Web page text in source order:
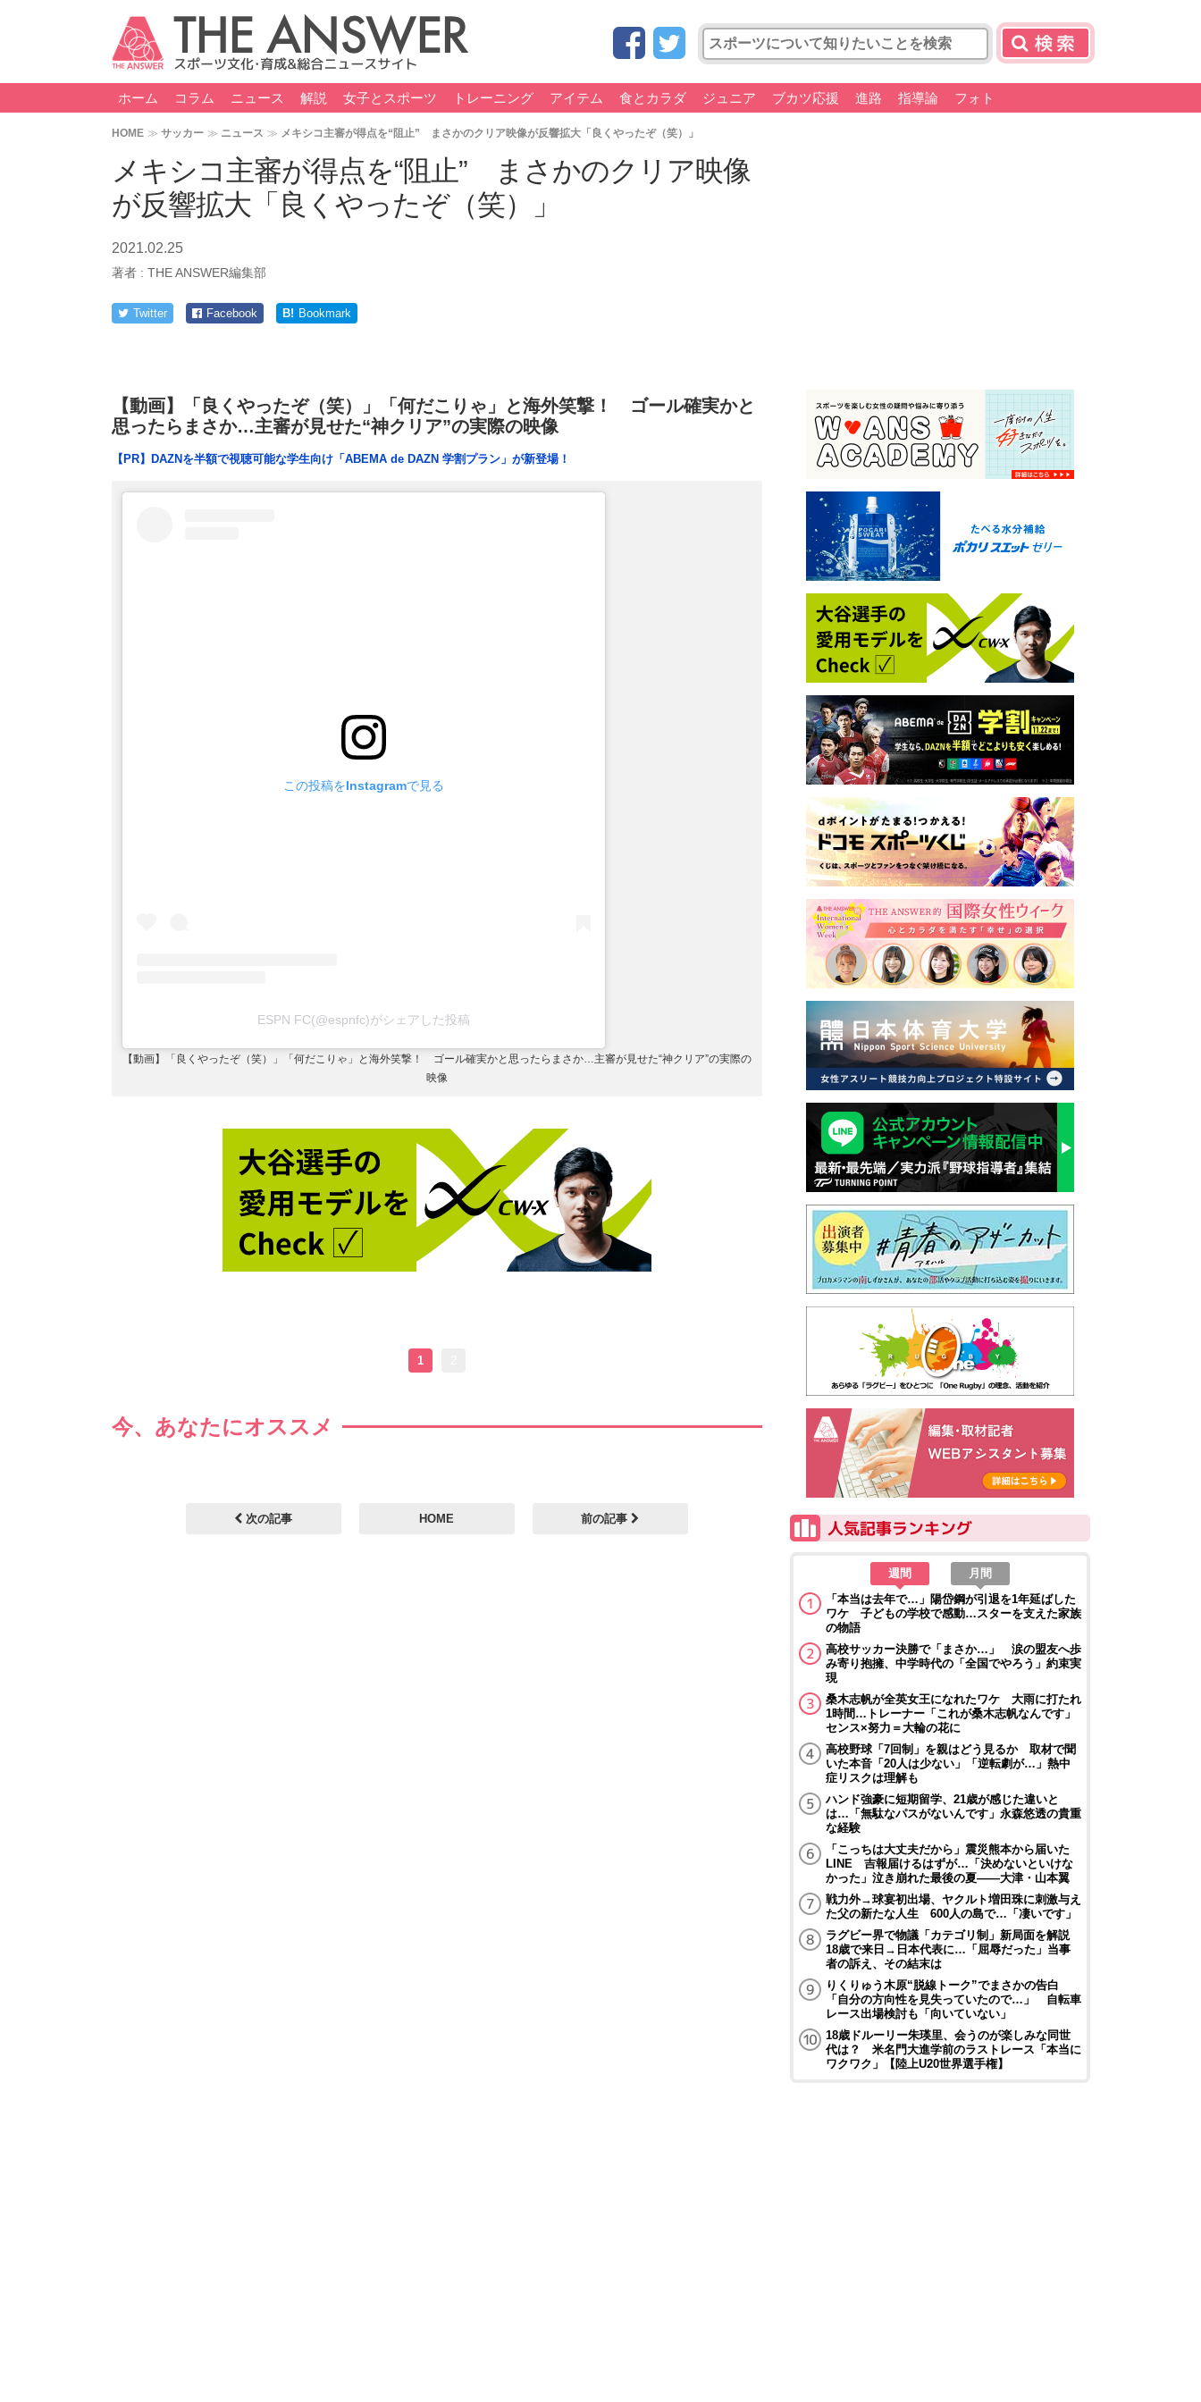
ホーム コラム ニュース 解説 女子とスポーツ トレーニング アイテム 食とカラダ ジュニア ブカツ応援 進路 指導論 フォト
HOME サッカー ニュース メキシコ主審が得点を“阻止” まさかのクリア映像が反響拡大「良くやったぞ（笑）」
メキシコ主審が得点を“阻止” まさかのクリア映像
が反響拡大「良くやったぞ（笑）」
2021.02.25
著者 : THE ANSWER編集部
Twitter Facebook B! Bookmark
【動画】「良くやったぞ（笑）」「何だこりゃ」と海外笑撃！ ゴール確実かと
思ったらまさか…主審が見せた“神クリア”の実際の映像
【PR】DAZNを半額で視聴可能な学生向け「ABEMA de DAZN 学割プラン」が新登場！
この投稿をInstagramで見る
ESPN FC(@espnfc)がシェアした投稿
【動画】「良くやったぞ（笑）」「何だこりゃ」と海外笑撃！ ゴール確実かと思ったらまさか…主審が見せた“神クリア”の実際の
映像
1
今、あなたにオススメ
次の記事 HOME 前の記事
週間
月間
「本当は去年で…」陽岱鋼が引退を1年延ばした
ワケ 子どもの学校で感動…スターを支えた家族
の物語
高校サッカー決勝で「まさか…」 涙の盟友へ歩
み寄り抱擁、中学時代の「全国でやろう」約束実
現
桑木志帆が全英女王になれたワケ 大雨に打たれ
1時間…トレーナー「これが桑木志帆なんです」
センス×努力＝大輪の花に
高校野球「7回制」を親はどう見るか 取材で聞
いた本音「20人は少ない」「逆転劇が…」熱中
症リスクは理解も
ハンド強豪に短期留学、21歳が感じた違いと
は…「無駄なパスがないんです」永森悠透の貴重
な経験
「こっちは大丈夫だから」震災熊本から届いた
LINE 吉報届けるはずが…「決めないといけな
かった」泣き崩れた最後の夏――大津・山本翼
戦力外→球宴初出場、ヤクルト増田珠に刺激与え
た父の新たな人生 600人の島で…「凄いです」
ラグビー界で物議「カテゴリ制」新局面を解説
18歳で来日→日本代表に…「屈辱だった」当事
者の訴え、その結末は
りくりゅう木原“脱線トーク”でまさかの告白
「自分の方向性を見失っていたので…」 自転車
レース出場検討も「向いていない」
18歳ドルーリー朱瑛里、会うのが楽しみな同世
代は？ 米名門大進学前のラストレース「本当に
ワクワク」【陸上U20世界選手権】